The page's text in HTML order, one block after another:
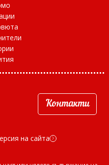
Контакти
на сайта d